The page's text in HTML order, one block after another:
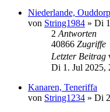
Niederlande, Ouddorp
von String1984 » Di
2 Antworten
40866 Zugriffe
Letzter Beitrag
Di 1. Jul 2025,
Kanaren, Teneriffa
von String1234 » Di